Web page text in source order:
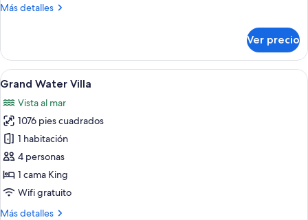
Pool
Más detalles
Más
Beach
Villa
With
Ver precio
Abrir
todas
las
fotos
de
Grand
Water
Villa
Minibar, caja de seguridad en la
6
Grand Water Villa
Vista al mar
1076 pies cuadrados
1 habitación
4 personas
1 cama King
Wifi gratuito
Más detalles
Más